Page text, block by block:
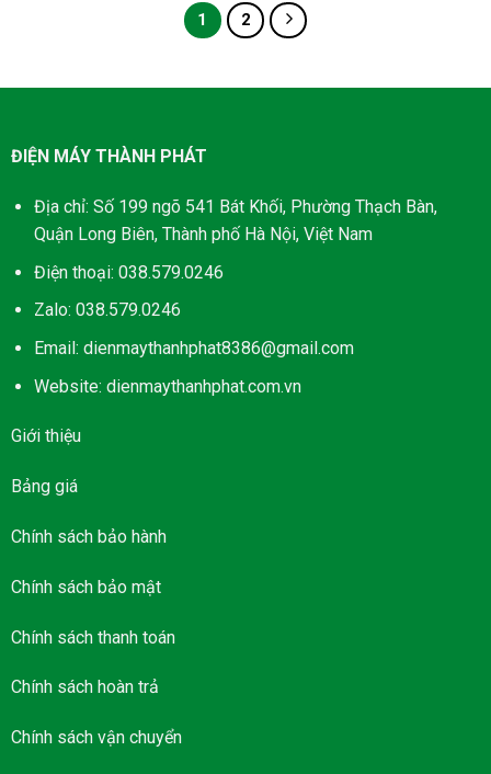
tại
là:
1 2
ĐIỆN MÁY THÀNH PHÁT
Địa chỉ: Số 199 ngõ 541 Bát Khối, Phường Thạch Bàn,
Quận Long Biên, Thành phố Hà Nội, Việt Nam
Điện thoại: 038.579.0246
Zalo: 038.579.0246
Email: dienmaythanhphat8386@gmail.com
Website: dienmaythanhphat.com.vn
Giới thiệu
Bảng giá
Chính sách bảo hành
Chính sách bảo mật
Chính sách thanh toán
Chính sách hoàn trả
Chính sách vận chuyển